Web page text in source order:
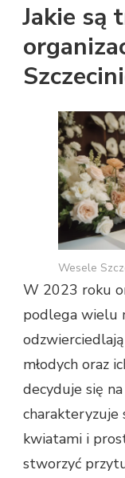
Jakie są
Wesele
W 2023 roku
podlega wielu
młodych oraz
decyduje się
charakteryzuje
kwiatami i
stworzyć